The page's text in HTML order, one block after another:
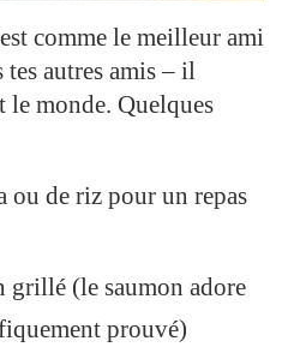
comme le meilleur ami
tes autres amis – il
le monde. Quelques
ou de riz pour un repas
grillé (le saumon adore
prouvé)